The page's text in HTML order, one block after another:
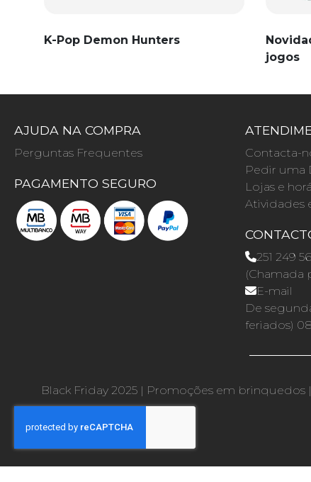
K-Pop Demon Hunters
jogos
AJUDA NA COMPRA
Perguntas Frequentes
PAGAMENTO SEGURO
Contacta-
Pedir uma
Lojas e
Atividades
251 249
(Chamada
E-mail
De
feriados)
Black Friday 2025 | Promoções em brinquedos |